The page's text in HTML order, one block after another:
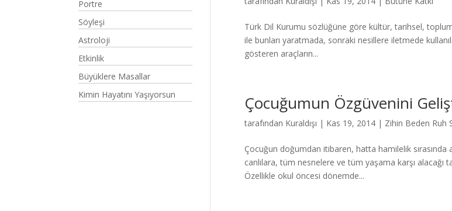
Türk Dil Kurumu sözlüğüne göre kültür, tarihsel,
ile bunları yaratmada, sonraki nesillere iletmede
gösteren araçların...
Çocuğumun Özgüvenini
tarafından Kuraldışı | Kas 19, 2014| Zihin Beden Ruh
Çocuğun doğumdan itibaren, hatta hamilelik
canlılara, tüm nesnelere ve tüm yaşama karşı alacağı
Özellikle okul öncesi dönemde...
Portre
Söyleşi
Astroloji
Etkinlik
Büyüklere Masallar
Kimin Hayatını Yaşıyorsun